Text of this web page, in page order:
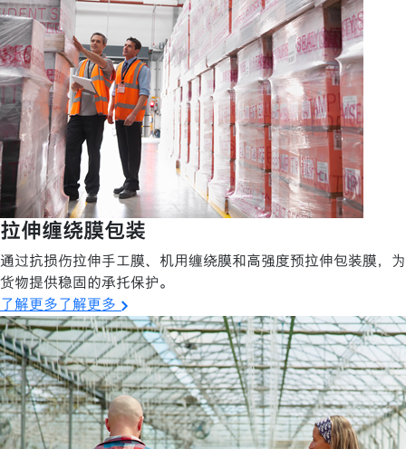
拉伸缠绕膜包装
通过抗损伤拉伸手工膜、机用缠绕膜和高强度预拉伸包装膜，为
货物提供稳固的承托保护。
了解更多了解更多